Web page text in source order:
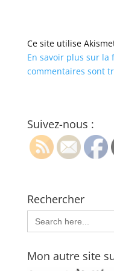
Ce site utilise
En savoir plus sur la
commentaires sont
Suivez-nous :
Rechercher
Search
for:
Mon autre site